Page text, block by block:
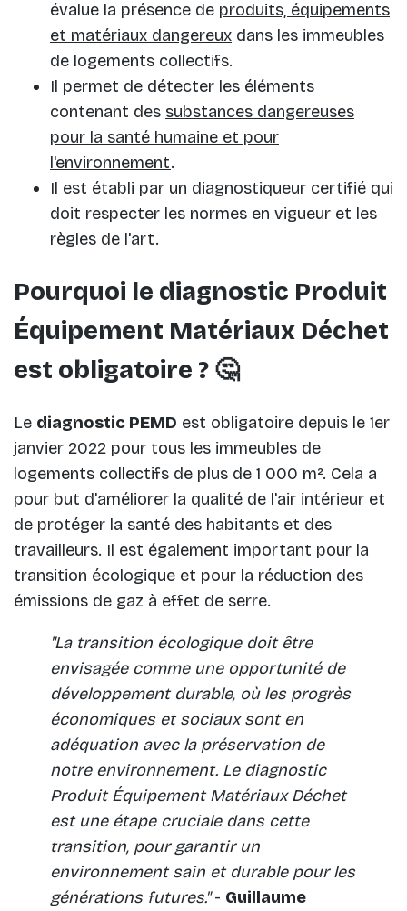
évalue la présence de produits, équipements
et matériaux dangereux dans les immeubles
de logements collectifs.
Il permet de détecter les éléments
contenant des substances dangereuses
pour la santé humaine et pour
l'environnement.
Il est établi par un diagnostiqueur certifié qui
doit respecter les normes en vigueur et les
règles de l'art.
Pourquoi le diagnostic Produit
Équipement Matériaux Déchet
est obligatoire ? 🤔
Le diagnostic PEMD est obligatoire depuis le 1er
janvier 2022 pour tous les immeubles de
logements collectifs de plus de 1 000 m². Cela a
pour but d'améliorer la qualité de l'air intérieur et
de protéger la santé des habitants et des
travailleurs. Il est également important pour la
transition écologique et pour la réduction des
émissions de gaz à effet de serre.
"La transition écologique doit être
envisagée comme une opportunité de
développement durable, où les progrès
économiques et sociaux sont en
adéquation avec la préservation de
notre environnement. Le diagnostic
Produit Équipement Matériaux Déchet
est une étape cruciale dans cette
transition, pour garantir un
environnement sain et durable pour les
générations futures."- Guillaume